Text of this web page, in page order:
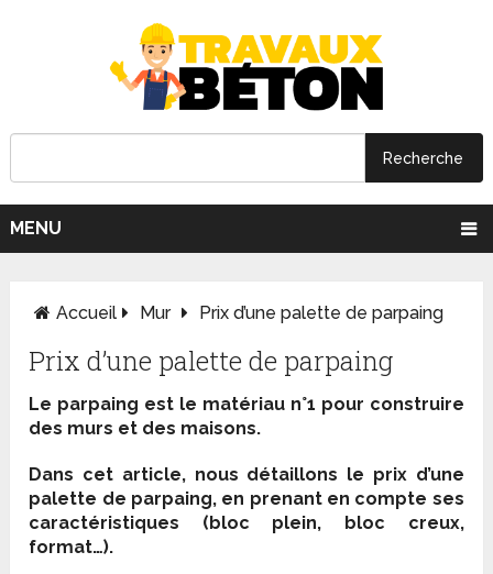
MENU
Accueil Mur Prix d’une palette de parpaing
Prix d’une palette de parpaing
Le parpaing est le matériau n°1 pour construire
des murs et des maisons.
Dans cet article, nous détaillons le prix d’une
palette de parpaing, en prenant en compte ses
caractéristiques (bloc plein, bloc creux,
format…).